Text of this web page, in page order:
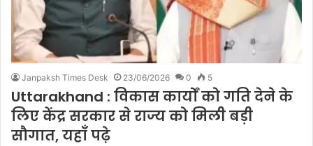
Janpaksh Times Desk 23/06/2026 0 5
Uttarakhand : विकास कार्यों को गति देने के
लिए केंद्र सरकार से राज्य को मिली बड़ी
सौगात, यहाँ पढ़े